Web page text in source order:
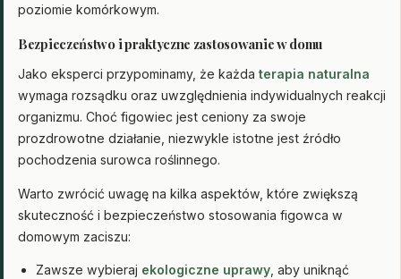
poziomie komórkowym.
Bezpieczeństwo i praktyczne zastosowanie w domu
Jako eksperci przypominamy, że każda terapia naturalna
wymaga rozsądku oraz uwzględnienia indywidualnych reakcji
organizmu. Choć figowiec jest ceniony za swoje
prozdrowotne działanie, niezwykle istotne jest źródło
pochodzenia surowca roślinnego.
Warto zwrócić uwagę na kilka aspektów, które zwiększą
skuteczność i bezpieczeństwo stosowania figowca w
domowym zaciszu:
Zawsze wybieraj ekologiczne uprawy , aby uniknąć